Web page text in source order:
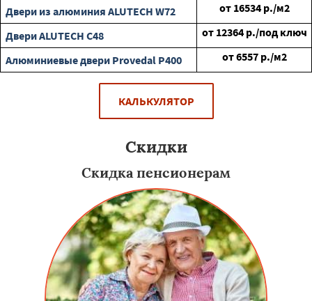
Двери из алюминия ALUTECH W72
от 16534 р./м2
Двери ALUTECH С48
от 12364 р./под ключ
Алюминиевые двери Provedal P400
от6557 р./м2
КАЛЬКУЛЯТОР
Скидки
Скидка пенсионерам